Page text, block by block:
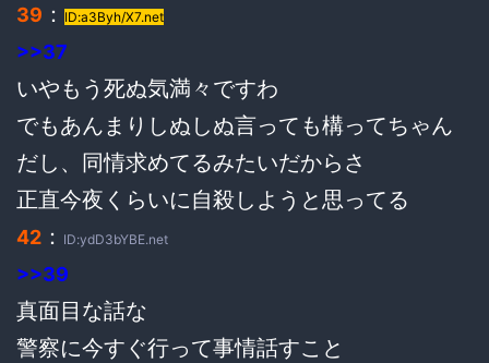
39 ： ID:a3Byh/X7.net
>>37
いやもう死ぬ気満々ですわ
でもあんまりしぬしぬ言っても構ってちゃん
だし、同情求めてるみたいだからさ
正直今夜くらいに自殺しようと思ってる
42 ： ID:ydD3bYBE.net
>>39
真面目な話な
警察に今すぐ行って事情話すこと